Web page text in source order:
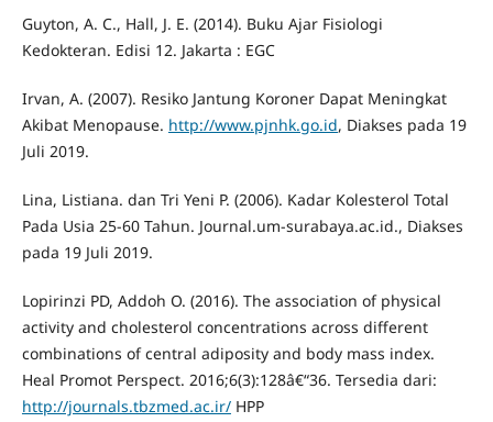
Guyton, A. C., Hall, J. E. (2014). Buku Ajar Fisiologi
Kedokteran. Edisi 12. Jakarta : EGC
Irvan, A. (2007). Resiko Jantung Koroner Dapat Meningkat
Akibat Menopause. http://www.pjnhk.go.id, Diakses pada 19
Juli 2019.
Lina, Listiana. dan Tri Yeni P. (2006). Kadar Kolesterol Total
Pada Usia 25-60 Tahun. Journal.um-surabaya.ac.id., Diakses
pada 19 Juli 2019.
Lopirinzi PD, Addoh O. (2016). The association of physical
activity and cholesterol concentrations across different
combinations of central adiposity and body mass index.
Heal Promot Perspect. 2016;6(3):128â€“36. Tersedia dari:
http://journals.tbzmed.ac.ir/HPP